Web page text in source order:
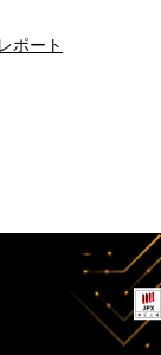
ポート